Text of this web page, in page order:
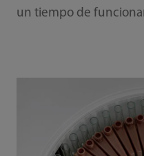
un tiempo de